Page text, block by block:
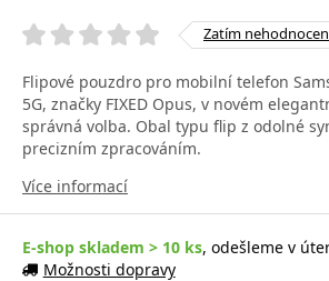
Zatím nehodnocen
Flipové pouzdro pro mobilní telefon
5G, značky FIXED Opus, v novém
správná volba. Obal typu flip z odolné
precizním zpracováním.
Více informací
E-shop skladem > 10 ks, odešleme v
Možnosti dopravy